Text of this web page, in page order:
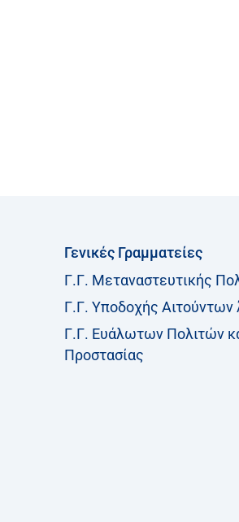
Γενικές Γραμματείες
Γ.Γ. Μεταναστευτικής
Γ.Γ. Υποδοχής Αιτούντων
Γ.Γ. Ευάλωτων Πολιτών
Προστασίας